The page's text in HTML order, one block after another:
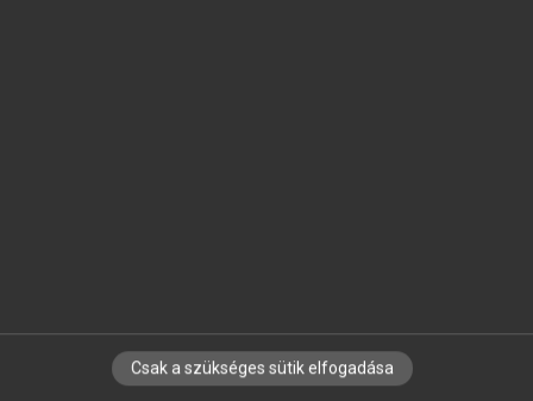
IRATKOZZ FEL HÍRLEVELÜNKRE!
Csak a szükséges sütik elfogadása